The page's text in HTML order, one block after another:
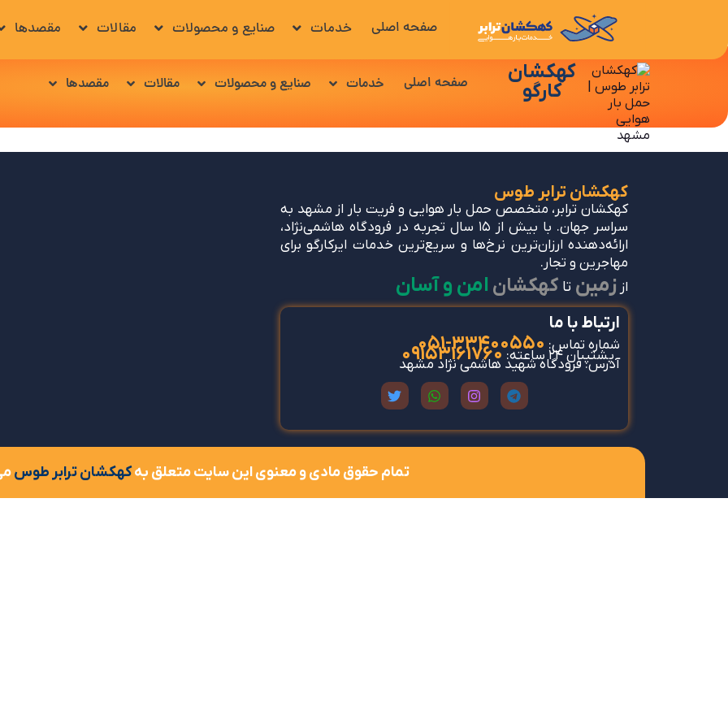
صفحه اصلی خدمات صنایع و محصولات مقالات مقصدها
کهکشان
کارگو صفحه اصلی خدمات صنایع و محصولات مقالات مقصدها
کهکشان ترابر طوس
کهکشان ترابر، متخصص حمل بار هوایی و فریت بار از مشهد به
سراسر جهان. با بیش از ۱۵ سال تجربه در فرودگاه هاشمی‌نژاد،
ارائه‌دهنده ارزان‌ترین نرخ‌ها و سریع‌ترین خدمات ایرکارگو برای
مهاجرین و تجار.
از زمین تا کهکشان امن و آسان
ارتباط با ما
شماره تماس: 33400550-051 پشتیبان 24 ساعته: 09153161760
آدرس: فرودگاه شهید هاشمی نژاد مشهد
تمام حقوق مادی و معنوی این سایت متعلق بهکهکشان ترابر طوس